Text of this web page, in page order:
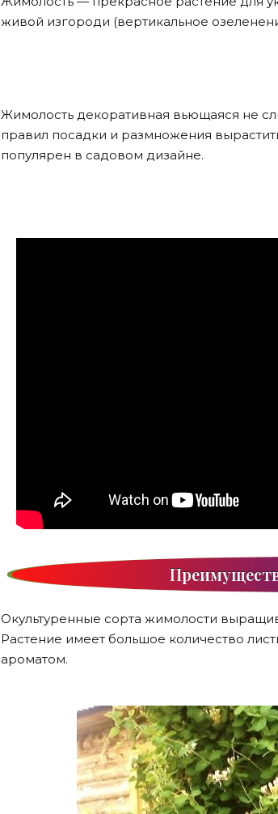
живой изгороди (вертикальное
Жимолость декоративная вьющаяся не
правил посадки и размножения
популярен в садовом дизайне.
Окультуренные сорта жимолости
Растение имеет большое количество
ароматом.